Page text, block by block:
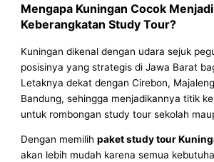
Mengapa Kuningan Cocok
Keberangkatan Study Tour?
Kuningan dikenal dengan udara sejuk
posisinya yang strategis di Jawa Barat
Letaknya dekat dengan Cirebon,
Bandung, sehingga menjadikannya titik
untuk rombongan study tour sekolah
Dengan memilihpaket study tour
akan lebih mudah karena semua